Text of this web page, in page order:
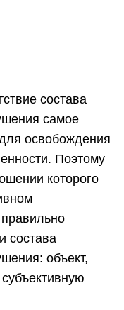
состава
самое
освобождения
Поэтому
которого
состава
объект,